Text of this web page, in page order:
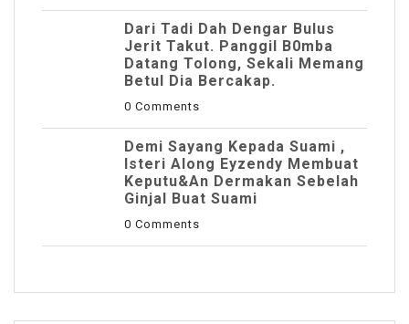
Dari Tadi Dah Dengar Bulus
Jerit Takut. Panggil B0mba
Datang Tolong, Sekali Memang
Betul Dia Bercakap.
0 Comments
Demi Sayang Kepada Suami ,
Isteri Along Eyzendy Membuat
Keputu&an Dermakan Sebelah
Ginjal Buat Suami
0 Comments